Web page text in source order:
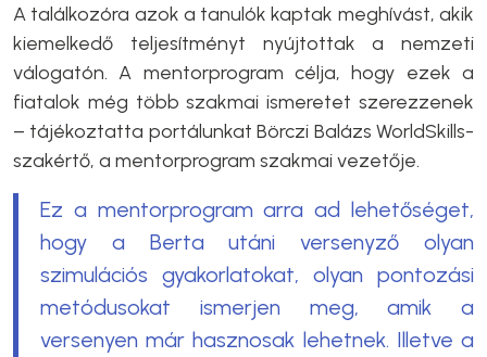
A találkozóra azok a tanulók kaptak meghívást, akik
kiemelkedő teljesítményt nyújtottak a nemzeti
válogatón. A mentorprogram célja, hogy ezek a
fiatalok még több szakmai ismeretet szerezzenek
– tájékoztatta portálunkat Börczi Balázs WorldSkills-
szakértő, a mentorprogram szakmai vezetője.
Ez a mentorprogram arra ad lehetőséget,
hogy a Berta utáni versenyző olyan
szimulációs gyakorlatokat, olyan pontozási
metódusokat ismerjen meg, amik a
versenyen már hasznosak lehetnek. Illetve a